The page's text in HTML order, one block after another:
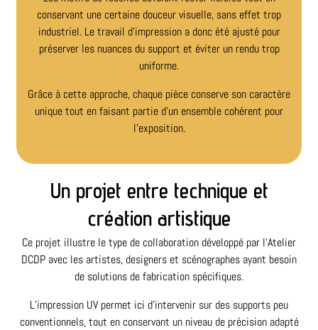
conservant une certaine douceur visuelle, sans effet trop
industriel. Le travail d’impression a donc été ajusté pour
préserver les nuances du support et éviter un rendu trop
uniforme.
Grâce à cette approche, chaque pièce conserve son caractère
unique tout en faisant partie d’un ensemble cohérent pour
l’exposition.
Un projet entre technique et
création artistique
Ce projet illustre le type de collaboration développé par l’Atelier
DCDP avec les artistes, designers et scénographes ayant besoin
de solutions de fabrication spécifiques.
L’impression UV permet ici d’intervenir sur des supports peu
conventionnels, tout en conservant un niveau de précision adapté